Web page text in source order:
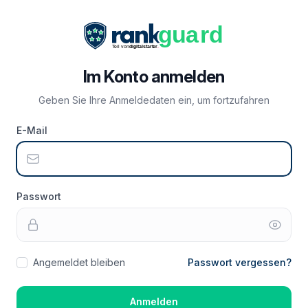
Im Konto anmelden
Geben Sie Ihre Anmeldedaten ein, um fortzufahren
E-Mail
Passwort
Angemeldet bleiben Passwort vergessen?
Anmelden